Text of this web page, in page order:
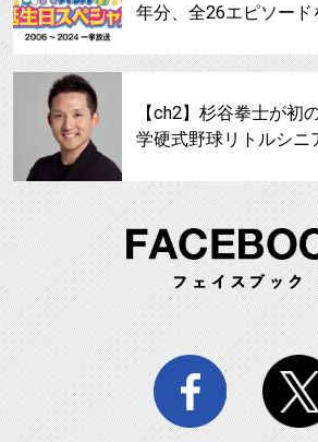
年分、全26エピソー
【ch2】杉谷拳士が初
学硬式野球リトルシニ
facebook